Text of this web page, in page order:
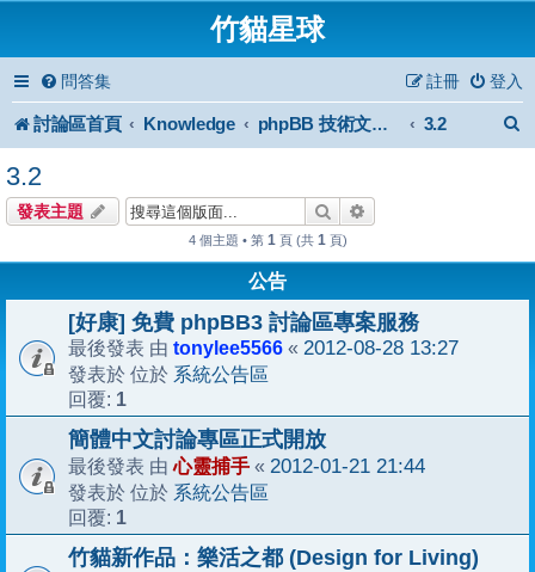
竹貓星球
問答集 登入
註冊
討論區首頁 Knowledge phpBB 技術文件與知識庫 3.2
3.2
發表主題 搜尋
4 個主題 • 第 1 頁 (共 1 頁)
公告
[好康] 免費 phpBB3 討論區專案服務
最後發表 由 tonylee5566 « 2012-08-28 13:27
發表於 位於 系統公告區
回覆: 1
簡體中文討論專區正式開放
最後發表 由心靈捕手 « 2012-01-21 21:44
發表於 位於 系統公告區
回覆: 1
竹貓新作品：樂活之都 (Design for Living)